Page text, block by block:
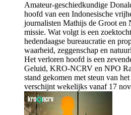
Amateur-geschiedkundige
hoofd van een Indonesische
journalisten Mathijs de Groot en
missie. Wat volgt is een
hedendaagse bureaucratie en
waarheid, zeggenschap en
Het verloren hoofd is een
Geluid, KRO-NCRV en NPO
stand gekomen met steun van
verschijnt wekelijks vanaf 17